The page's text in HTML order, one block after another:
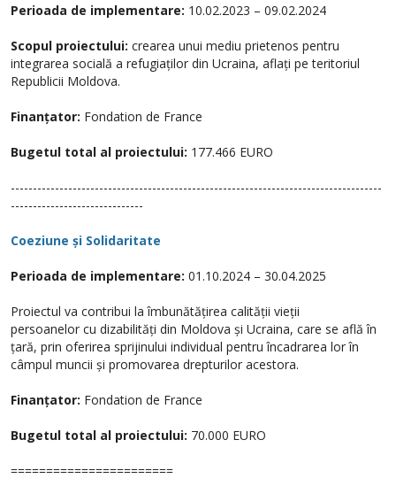
Perioada de implementare: 10.02.2023 – 09.02.2024
Scopul proiectului: crearea unui mediu prietenos pentru
integrarea socială a refugiaților din Ucraina, aflați pe teritoriul
Republicii Moldova.
Finanțator: Fondation de France
Bugetul total al proiectului: 177.466 EURO
------------------------------------------------------------------------------------
------------------------------
Coeziune și Solidaritate
Perioada de implementare: 01.10.2024 – 30.04.2025
Proiectul va contribui la îmbunătățirea calității vieții
persoanelor cu dizabilități din Moldova și Ucraina, care se află în
țară, prin oferirea sprijinului individual pentru încadrarea lor în
câmpul muncii și promovarea drepturilor acestora.
Finanțator: Fondation de France
Bugetul total al proiectului: 70.000 EURO
=======================